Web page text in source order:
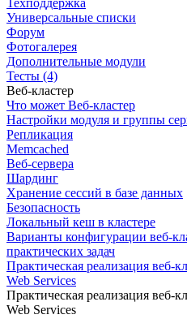
Техподдержка
Универсальные списки
Форум
Фотогалерея
Дополнительные модули
Тесты (4)
Веб-кластер
Что может Веб-кластер
Настройки модуля и группы
Репликация
Memcached
Веб-сервера
Шардинг
Хранение сессий в базе данных
Безопасность
Локальный кеш в кластере
Варианты конфигурации веб-
практических задач
Практическая реализация веб-
Web Services
Практическая реализация веб-
Web Services